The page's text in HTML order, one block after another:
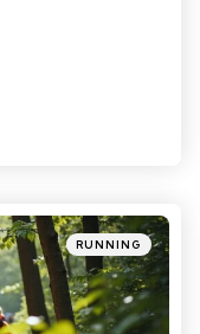
Categories
Posted
in
RUNNING